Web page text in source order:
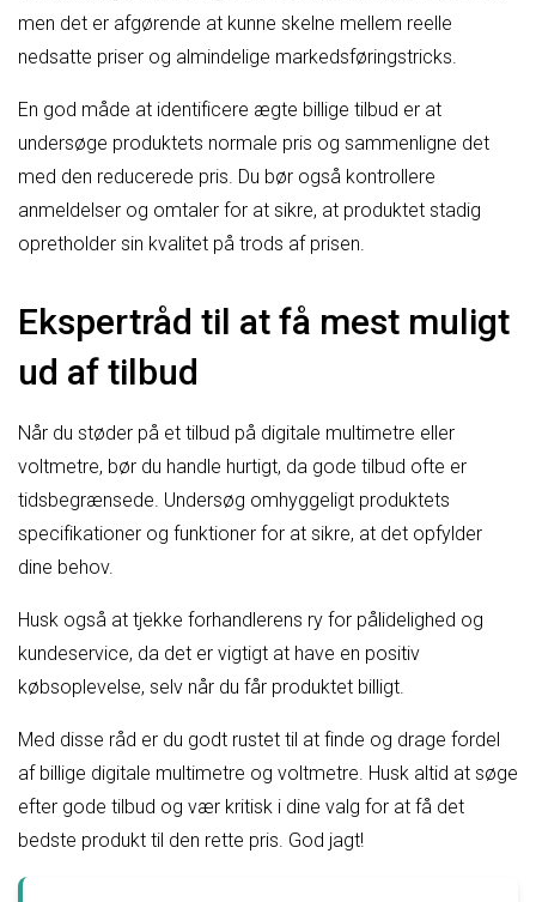
men det er afgørende at kunne skelne mellem reelle
nedsatte priser og almindelige markedsføringstricks.
En god måde at identificere ægte billige tilbud er at
undersøge produktets normale pris og sammenligne det
med den reducerede pris. Du bør også kontrollere
anmeldelser og omtaler for at sikre, at produktet stadig
opretholder sin kvalitet på trods af prisen.
Ekspertråd til at få mest muligt
ud af tilbud
Når du støder på et tilbud på digitale multimetre eller
voltmetre, bør du handle hurtigt, da gode tilbud ofte er
tidsbegrænsede. Undersøg omhyggeligt produktets
specifikationer og funktioner for at sikre, at det opfylder
dine behov.
Husk også at tjekke forhandlerens ry for pålidelighed og
kundeservice, da det er vigtigt at have en positiv
købsoplevelse, selv når du får produktet billigt.
Med disse råd er du godt rustet til at finde og drage fordel
af billige digitale multimetre og voltmetre. Husk altid at søge
efter gode tilbud og vær kritisk i dine valg for at få det
bedste produkt til den rette pris. God jagt!